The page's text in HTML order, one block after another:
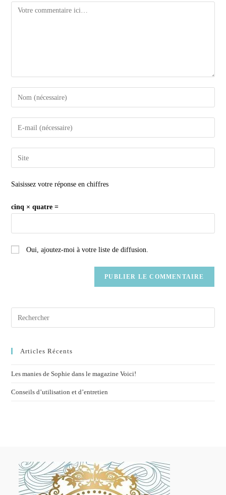
Saisissez votre réponse en chiffres
cinq × quatre =
Oui, ajoutez-moi à votre liste de diffusion.
Articles Récents
Les manies de Sophie dans le magazine Voici!
Conseils d’utilisation et d’entretien